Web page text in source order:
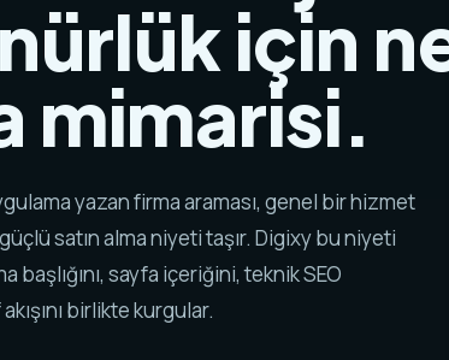
için
mimarisi.
yazan firma araması, genel bir hizmet
satın alma niyeti taşır. Digixy bu niyeti
başlığını, sayfa içeriğini, teknik SEO
birlikte kurgular.